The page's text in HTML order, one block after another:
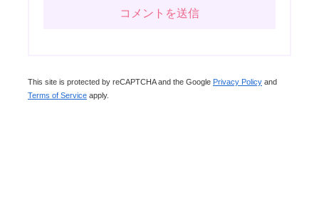
This site is protected by reCAPTCHA and the Google Privacy Policy and
Terms of Service apply.